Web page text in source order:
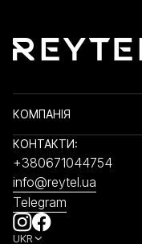
КОМПАНІЯ
КОНТАКТИ:
+380671044754
info@reytel.ua
Telegram
UKR